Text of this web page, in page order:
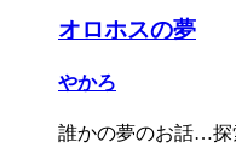
オロホスの夢
やかろ
誰かの夢のお話…探